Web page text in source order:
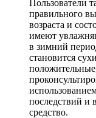
Пользователи
правильного
возраста и
имеют
в зимний
становится
последствий и
средство.